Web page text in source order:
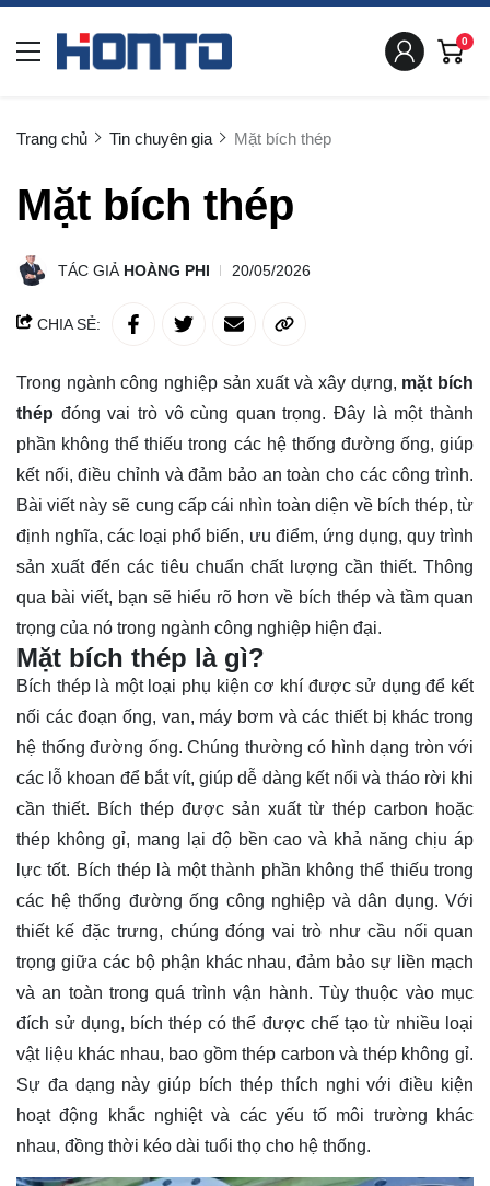
0
Trang chủ Tin chuyên gia Mặt bích thép
Mặt bích thép
TÁC GIẢ HOÀNG PHI 20/05/2026
CHIA SẺ:
Trong ngành công nghiệp sản xuất và xây dựng, mặt bích
thép đóng vai trò vô cùng quan trọng. Đây là một thành
phần không thể thiếu trong các hệ thống đường ống, giúp
kết nối, điều chỉnh và đảm bảo an toàn cho các công trình.
Bài viết này sẽ cung cấp cái nhìn toàn diện về bích thép, từ
định nghĩa, các loại phổ biến, ưu điểm, ứng dụng, quy trình
sản xuất đến các tiêu chuẩn chất lượng cần thiết. Thông
qua bài viết, bạn sẽ hiểu rõ hơn về bích thép và tầm quan
trọng của nó trong ngành công nghiệp hiện đại.
Mặt bích thép là gì?
Bích thép là một loại phụ kiện cơ khí được sử dụng để kết
nối các đoạn ống, van, máy bơm và các thiết bị khác trong
hệ thống đường ống. Chúng thường có hình dạng tròn với
các lỗ khoan để bắt vít, giúp dễ dàng kết nối và tháo rời khi
cần thiết. Bích thép được sản xuất từ thép carbon hoặc
thép không gỉ, mang lại độ bền cao và khả năng chịu áp
lực tốt. Bích thép là một thành phần không thể thiếu trong
các hệ thống đường ống công nghiệp và dân dụng. Với
thiết kế đặc trưng, chúng đóng vai trò như cầu nối quan
trọng giữa các bộ phận khác nhau, đảm bảo sự liền mạch
và an toàn trong quá trình vận hành. Tùy thuộc vào mục
đích sử dụng, bích thép có thể được chế tạo từ nhiều loại
vật liệu khác nhau, bao gồm thép carbon và thép không gỉ.
Sự đa dạng này giúp bích thép thích nghi với điều kiện
hoạt động khắc nghiệt và các yếu tố môi trường khác
nhau, đồng thời kéo dài tuổi thọ cho hệ thống.